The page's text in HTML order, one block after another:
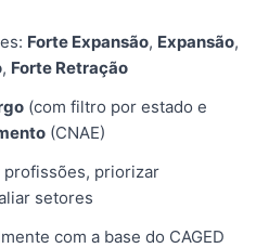
Forte Expansão, Expansão,
, Forte Retração
(com filtro por estado e
(CNAE)
profissões, priorizar
setores
com a base do CAGED